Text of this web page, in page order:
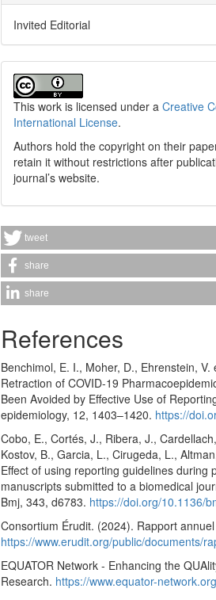
Invited Editorial
This work is licensed under aCreative
International License.
Authors hold the copyright on their
retain it without restrictions after
journal’s website.
tweet
share
share
References
Benchimol, E. I., Moher, D., Ehrenstein,
Retraction of COVID-19
Been Avoided by Effective Use of
epidemiology, 12, 1403–1420. https://
Cobo, E., Cortés, J., Ribera, J.,
Kostov, B., Garcia, L., Cirugeda, L.,
Effect of using reporting guidelines during
manuscripts submitted to a biomedical
Bmj, 343, d6783. https://doi.org/10.1136/
Consortium Érudit. (2024). Rapport
https://www.erudit.org/public/documents/
EQUATOR Network - Enhancing the
Research. https://www.equator-